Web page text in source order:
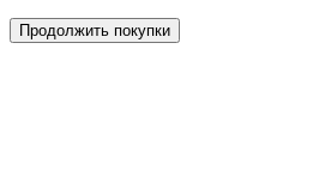
Продолжить покупки